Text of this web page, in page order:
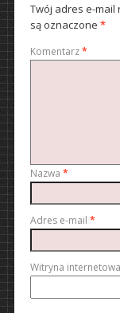
Twój adres e-
są oznaczone *
Komentarz*
Nazwa *
Adres e-mail *
Witryna internetowa